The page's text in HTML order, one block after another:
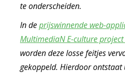
te onderscheiden.
In deprijswinnende web-
MultimediaN E-culture
worden deze losse feitjes
gekoppeld. Hierdoor